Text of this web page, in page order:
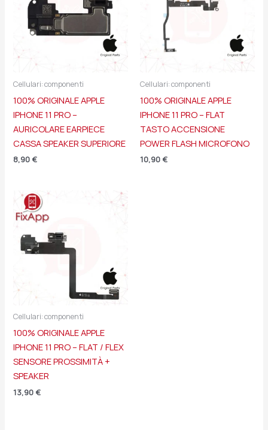
Cellulari: componenti
100% ORIGINALE APPLE
IPHONE 11 PRO –
AURICOLARE EARPIECE
CASSA SPEAKER SUPERIORE
8,90 €
Cellulari: componenti
100% ORIGINALE APPLE
IPHONE 11 PRO – FLAT
TASTO ACCENSIONE
POWER FLASH MICROFONO
10,90 €
Cellulari: componenti
100% ORIGINALE APPLE
IPHONE 11 PRO – FLAT / FLEX
SENSORE PROSSIMITÀ +
SPEAKER
13,90 €